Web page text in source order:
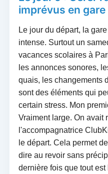
imprévus en gare
Le jour du départ, la
intense. Surtout un
vacances scolaires à
les annonces sonores,
quais, les changements
sont des éléments qui
certain stress. Mon
Vraiment large. On avait
l'accompagnatrice
le départ. Cela permet
dire au revoir sans
dernière fois que tout